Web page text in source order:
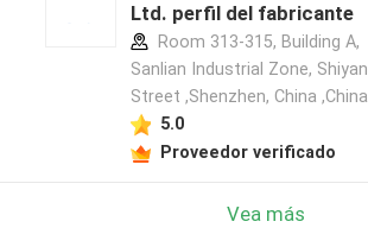
Ltd. perfil del fabricante
Room 313-315, Building A,
Sanlian Industrial Zone, Shiyan
Street ,Shenzhen, China ,China
5.0
Proveedor verificado
Vea más